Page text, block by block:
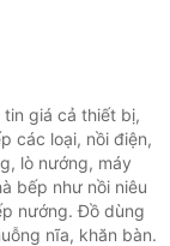
giá cả thiết bị,
các loại, nồi điện,
lò nướng, máy
bếp như nồi niêu
nướng. Đồ dùng
nĩa, khăn bàn.